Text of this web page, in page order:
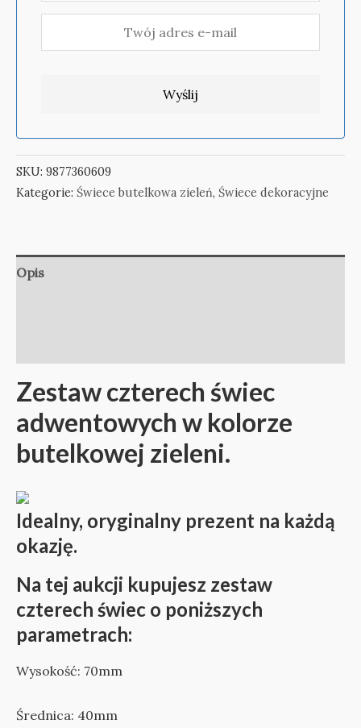
SKU: 9877360609
Kategorie: Świece butelkowa zieleń, Świece dekoracyjne
Opis
Zestaw czterech świec
adwentowych w kolorze
butelkowej zieleni.
Idealny, oryginalny prezent na każdą
okazję.
Na tej aukcji kupujesz zestaw
czterech świec o poniższych
parametrach:
Wysokość: 70mm
Średnica: 40mm